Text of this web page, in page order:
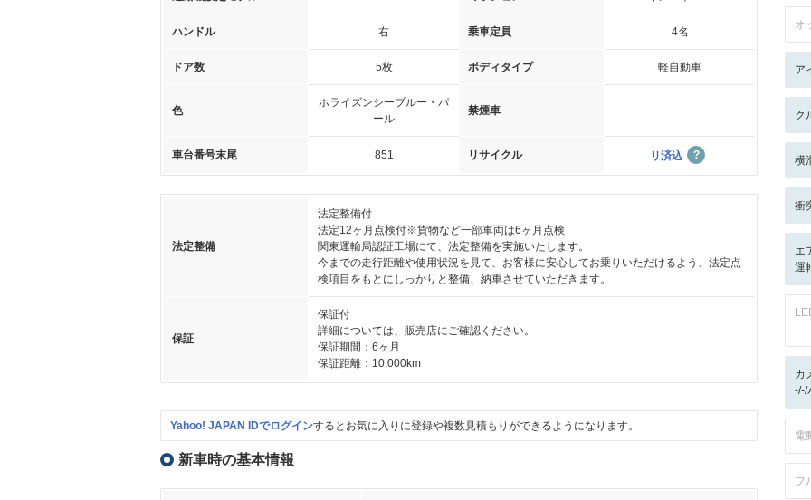
ハンドル 右 乗車定員 4名
ドア数 5枚 ボディタイプ 軽自動車
色
ホライズンシーブルー・パ
ール
禁煙車 -
車台番号末尾 851 リサイクル リ済込
法定整備
法定整備付
法定12ヶ月点検付※貨物など一部車両は6ヶ月点検
関東運輸局認証工場にて、法定整備を実施いたします。
今までの走行距離や使用状況を見て、お客様に安心してお乗りいただけるよう、法定点
検項目をもとにしっかりと整備、納車させていただきます。
保証
保証付
詳細については、販売店にご確認ください。
保証期間：6ヶ月
保証距離：10,000km
Yahoo! JAPAN IDでログインするとお気に入りに登録や複数見積もりができるようになります。
新車時の基本情報
オ
ア
ク
横
衝
エ
運
カ
-/-/
電
フ